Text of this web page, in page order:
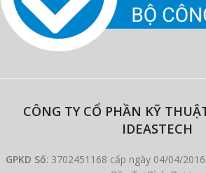
CÔNG TY CỔ PHẦN KỸ
IDEASTECH
GPKD Số: 3702451168 cấp ngày 04/04/